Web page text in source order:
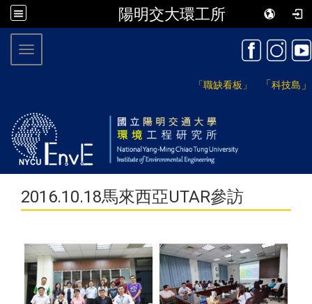
陽明交大環工所
「職缺看板」 「科技島 」
Toggle navigation
2016.10.18馬來西亞UTAR參訪